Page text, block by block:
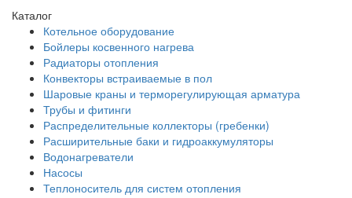
Каталог
Котельное оборудование
Бойлеры косвенного нагрева
Радиаторы отопления
Конвекторы встраиваемые в пол
Шаровые краны и терморегулирующая арматура
Трубы и фитинги
Распределительные коллекторы (гребенки)
Расширительные баки и гидроаккумуляторы
Водонагреватели
Насосы
Теплоноситель для систем отопления